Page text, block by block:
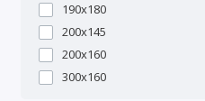
190х180
200х145
200х160
300х160